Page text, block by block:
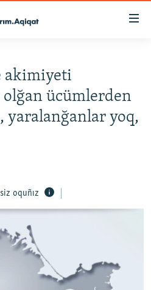
akimiyeti
olğan ücümlerden
yaralanğanlar yoq,
oquñız